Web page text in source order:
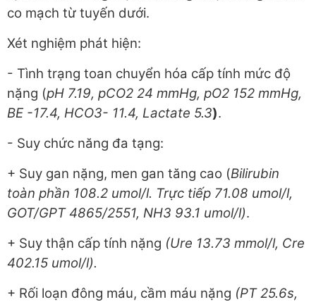
co mạch từ tuyến dưới.
Xét nghiệm phát hiện:
- Tình trạng toan chuyển hóa cấp tính mức độ
nặng (pH 7.19, pCO2 24 mmHg, pO2 152 mmHg,
BE -17.4, HCO3- 11.4, Lactate 5.3).
- Suy chức năng đa tạng:
+ Suy gan nặng, men gan tăng cao (Bilirubin
toàn phần 108.2 umol/l. Trực tiếp 71.08 umol/l,
GOT/GPT 4865/2551, NH3 93.1 umol/l).
+ Suy thận cấp tính nặng (Ure 13.73 mmol/l, Cre
402.15 umol/l).
+ Rối loạn đông máu, cầm máu nặng (PT 25.6s,